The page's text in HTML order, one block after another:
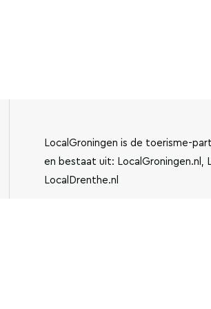
LocalGroningen is de toerisme-
en bestaat uit: LocalGroningen.nl,
LocalDrenthe.nl